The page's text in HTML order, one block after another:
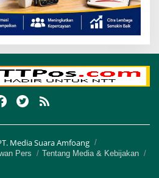
Media Suara Amfoang
Pers
Tentang Media & Kebijakan